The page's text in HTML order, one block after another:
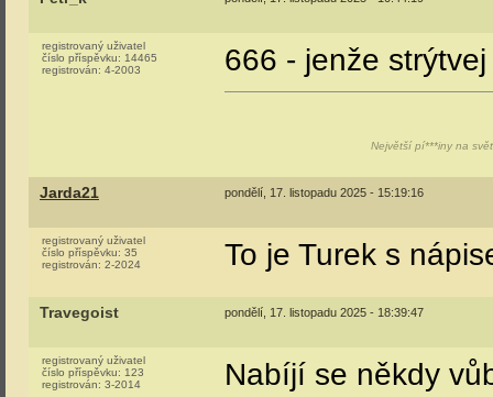
registrovaný uživatel
číslo příspěvku: 14465
registrován: 4-2003 666 - jenže
Největší pí***iny na
Jarda21 pondělí, 17. listopadu 2025 - 15:19:16
registrovaný uživatel
číslo příspěvku: 35
registrován: 2-2024 To je Turek s
Travegoist pondělí, 17. listopadu 2025 - 18:39:47
registrovaný uživatel
číslo příspěvku: 123
registrován: 3-2014
Nabíjí se někdy